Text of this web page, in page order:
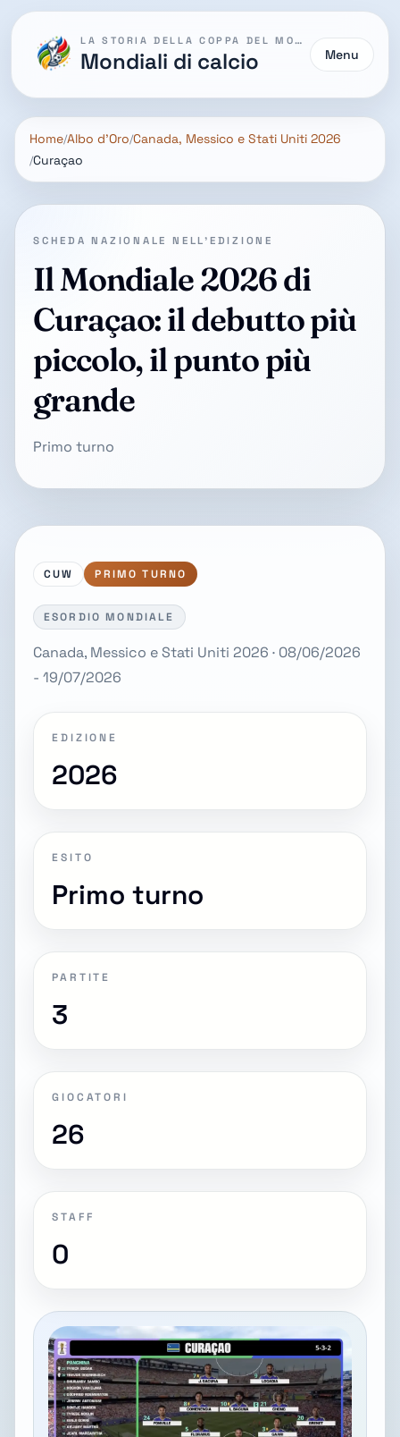
LA STORIA DELLA COPPA DEL MONDO
Mondiali di calcio Menu
Home Albo d'Oro Canada, Messico e Stati Uniti 2026
Curaçao
SCHEDA NAZIONALE NELL'EDIZIONE
Il Mondiale 2026 di
Curaçao: il debutto più
piccolo, il punto più
grande
Primo turno
CUW PRIMO TURNO
ESORDIO MONDIALE
Canada, Messico e Stati Uniti 2026 · 08/06/2026
- 19/07/2026
EDIZIONE
2026
ESITO
Primo turno
PARTITE
3
GIOCATORI
26
STAFF
0